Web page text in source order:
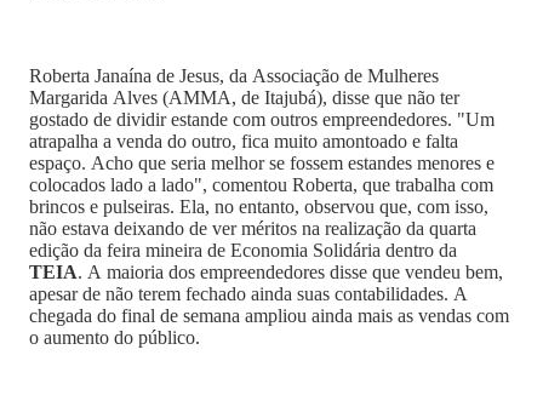
Roberta Janaína de Jesus, da Associação de Mulheres
Margarida Alves (AMMA, de Itajubá), disse que não ter
gostado de dividir estande com outros empreendedores. "Um
atrapalha a venda do outro, fica muito amontoado e falta
espaço. Acho que seria melhor se fossem estandes menores e
colocados lado a lado", comentou Roberta, que trabalha com
brincos e pulseiras. Ela, no entanto, observou que, com isso,
não estava deixando de ver méritos na realização da quarta
edição da feira mineira de Economia Solidária dentro da
TEIA. A maioria dos empreendedores disse que vendeu bem,
apesar de não terem fechado ainda suas contabilidades. A
chegada do final de semana ampliou ainda mais as vendas com
o aumento do público.